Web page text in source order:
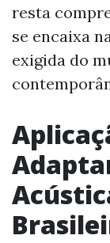
resta
se encaixa
exigida do